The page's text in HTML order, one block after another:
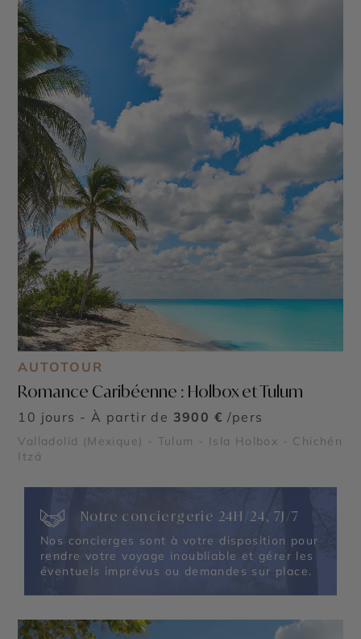
AUTOTOUR
Romance Caribéenne : Holbox et Tulum
10 jours - À partir de 3900 € /pers
Valladolid (Mexique) - Tulum - Isla Holbox - Chichén
Itzá
Notre conciergerie 24H/24, 7J/7
Nos concierges sont à votre disposition pour
rendre votre voyage inoubliable et gérer les
éventuels imprévus ou demandes sur place.